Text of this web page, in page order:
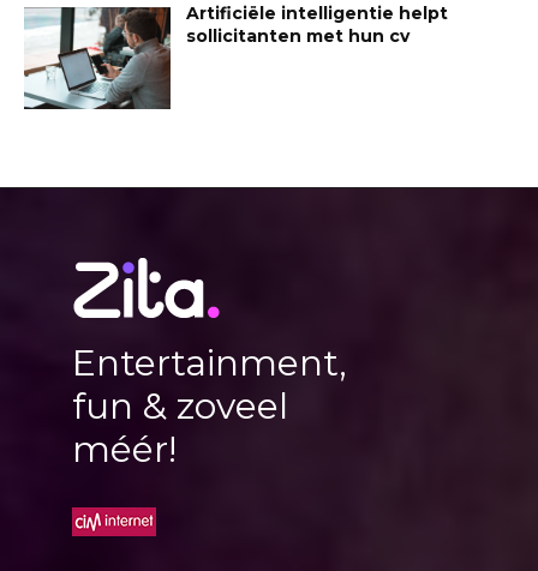
Artificiële intelligentie helpt
sollicitanten met hun cv
Entertainment,
fun & zoveel
méér!